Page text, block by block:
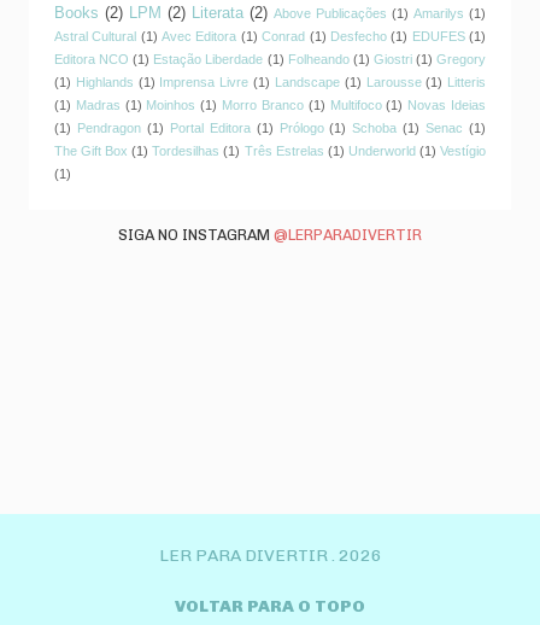
Books (2) LPM (2) Literata (2) Above Publicações (1) Amarilys (1)
Astral Cultural (1) Avec Editora (1) Conrad (1) Desfecho (1) EDUFES (1)
Editora NCO (1) Estação Liberdade (1) Folheando (1) Giostri (1) Gregory
(1) Highlands (1) Imprensa Livre (1) Landscape (1) Larousse (1) Litteris
(1) Madras (1) Moinhos (1) Morro Branco (1) Multifoco (1) Novas Ideias
(1) Pendragon (1) Portal Editora (1) Prólogo (1) Schoba (1) Senac (1)
The Gift Box (1) Tordesilhas (1) Três Estrelas (1) Underworld (1) Vestígio
(1)
SIGA NO INSTAGRAM @LERPARADIVERTIR
LER PARA DIVERTIR . 2026
VOLTAR PARA O TOPO